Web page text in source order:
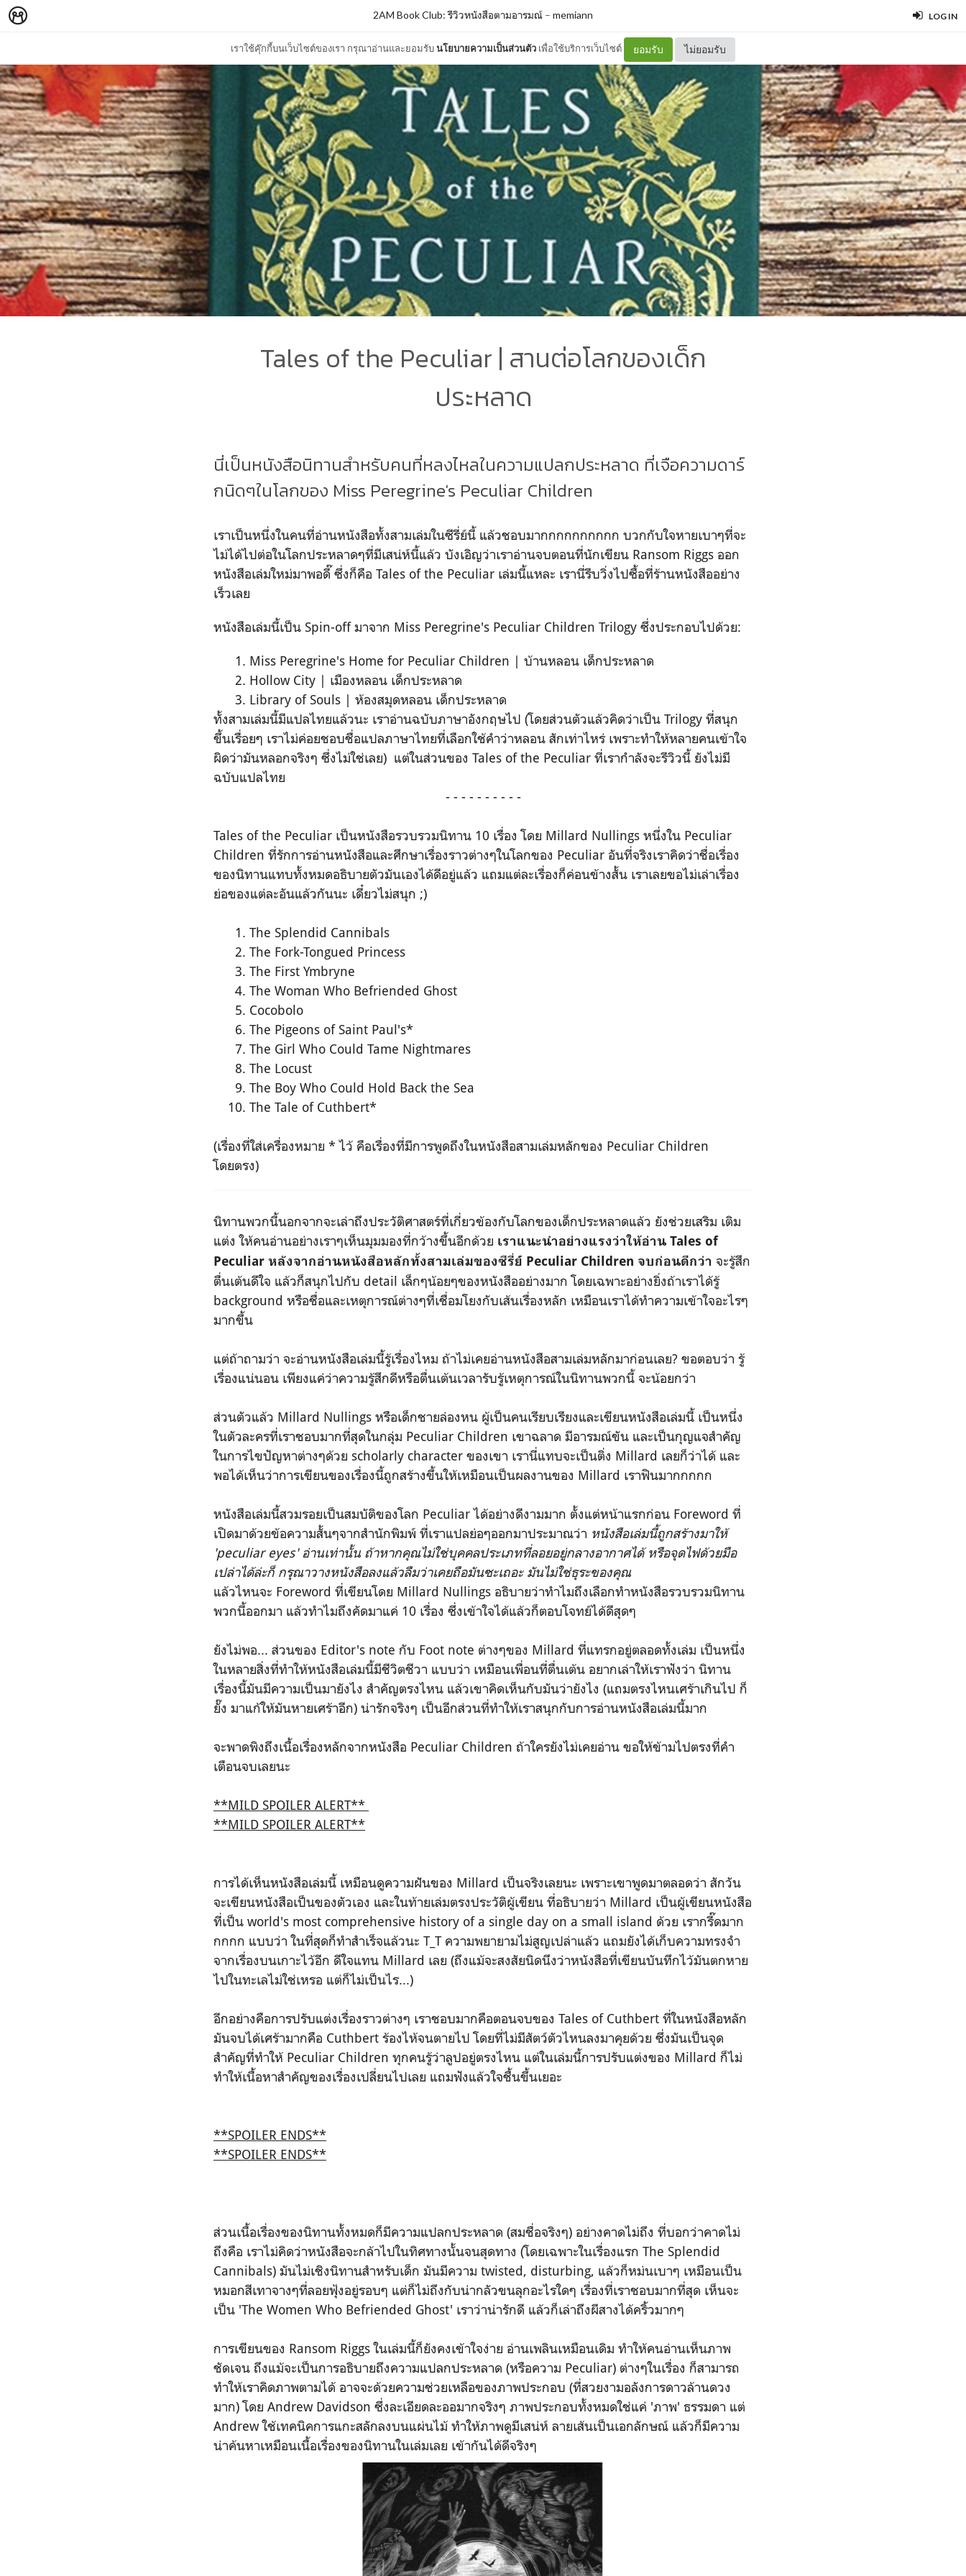
LOG IN
เราใช้คุ๊กกี้บนเว็บไซต์ของเรา กรุณาอ่านและยอมรับนโยบายความเป็นส่วนตัว เพื่อใช้บริการเว็บไซต์ ยอมรับ ไม่ยอมรับ
2AM Book Club: รีวิวหนังสือตามอารมณ์ – memiann
Tales of the Peculiar | สานต่อโลกของเด็ก
ประหลาด
นี่เป็นหนังสือนิทานสำหรับคนที่หลงไหลในความแปลกประหลาด ที่เจือความดาร์
กนิดๆในโลกของ Miss Peregrine's Peculiar Children
เราเป็นหนึ่งในคนที่อ่านหนังสือทั้งสามเล่มในซีรี่ย์นี้ แล้วชอบมากกกกกกกกกก บวกกับใจหายเบาๆที่จะ
ไม่ได้ไปต่อในโลกประหลาดๆที่มีเสน่ห์นี้แล้ว บังเอิญว่าเราอ่านจบตอนที่นักเขียน Ransom Riggs ออก
หนังสือเล่มใหม่มาพอดี๊ ซึ่งก็คือ Tales of the Peculiar เล่มนี้แหละ เรานี่รีบวิ่งไปซื้อที่ร้านหนังสืออย่าง
เร็วเลย
หนังสือเล่มนี้เป็น Spin-off มาจาก Miss Peregrine's Peculiar Children Trilogy ซึ่งประกอบไปด้วย:
Miss Peregrine's Home for Peculiar Children | บ้านหลอน เด็กประหลาด
Hollow City | เมืองหลอน เด็กประหลาด
Library of Souls | ห้องสมุดหลอน เด็กประหลาด
ทั้งสามเล่มนี้มีแปลไทยแล้วนะ เราอ่านฉบับภาษาอังกฤษไป (โดยส่วนตัวแล้วคิดว่าเป็น Trilogy ที่สนุก
ขึ้นเรื่อยๆ เราไม่ค่อยชอบชื่อแปลภาษาไทยที่เลือกใช้คำว่าหลอน สักเท่าไหร่ เพราะทำให้หลายคนเข้าใจ
ผิดว่ามันหลอกจริงๆ ซึ่งไม่ใช่เลย) แต่ในส่วนของ Tales of the Peculiar ที่เรากำลังจะรีวิวนี้ ยังไม่มี
ฉบับแปลไทย
- - - - - - - - - -
Tales of the Peculiar เป็นหนังสือรวบรวมนิทาน 10 เรื่อง โดย Millard Nullings หนึ่งใน Peculiar
Children ที่รักการอ่านหนังสือและศึกษาเรื่องราวต่างๆในโลกของ Peculiar อันที่จริงเราคิดว่าชื่อเรื่อง
ของนิทานแทบทั้งหมดอธิบายตัวมันเองได้ดีอยู่แล้ว แถมแต่ละเรื่องก็ค่อนข้างสั้น เราเลยขอไม่เล่าเรื่อง
ย่อของแต่ละอันแล้วกันนะ เดี๋ยวไม่สนุก ;)
The Splendid Cannibals
The Fork-Tongued Princess
The First Ymbryne
The Woman Who Befriended Ghost
Cocobolo
The Pigeons of Saint Paul's*
The Girl Who Could Tame Nightmares
The Locust
The Boy Who Could Hold Back the Sea
The Tale of Cuthbert*
(เรื่องที่ใส่เครื่องหมาย * ไว้ คือเรื่องที่มีการพูดถึงในหนังสือสามเล่มหลักของ Peculiar Children
โดยตรง)
นิทานพวกนี้นอกจากจะเล่าถึงประวัติศาสตร์ที่เกี่ยวข้องกับโลกของเด็กประหลาดแล้ว ยังช่วยเสริม เติม
แต่ง ให้คนอ่านอย่างเราๆเห็นมุมมองที่กว้างขึ้นอีกด้วย เราแนะนำอย่างแรงว่าให้อ่าน Tales of
Peculiar หลังจากอ่านหนังสือหลักทั้งสามเล่มของซีรี่ย์ Peculiar Children จบก่อนดีกว่า จะรู้สึก
ตื่นเต้นดีใจ แล้วก็สนุกไปกับ detail เล็กๆน้อยๆของหนังสืออย่างมาก โดยเฉพาะอย่างยิ่งถ้าเราได้รู้
background หรือชื่อและเหตุการณ์ต่างๆที่เชื่อมโยงกับเส้นเรื่องหลัก เหมือนเราได้ทำความเข้าใจอะไรๆ
มากขึ้น
แต่ถ้าถามว่า จะอ่านหนังสือเล่มนี้รู้เรื่องไหม ถ้าไม่เคยอ่านหนังสือสามเล่มหลักมาก่อนเลย? ขอตอบว่า รู้
เรื่องแน่นอน เพียงแค่ว่าความรู้สึกดีหรือตื่นเต้นเวลารับรู้เหตุการณ์ในนิทานพวกนี้ จะน้อยกว่า
ส่วนตัวแล้ว Millard Nullings หรือเด็กชายล่องหน ผู้เป็นคนเรียบเรียงและเขียนหนังสือเล่มนี้ เป็นหนึ่ง
ในตัวละครที่เราชอบมากที่สุดในกลุ่ม Peculiar Children เขาฉลาด มีอารมณ์ขัน และเป็นกุญแจสำคัญ
ในการไขปัญหาต่างๆด้วย scholarly character ของเขา เรานี่แทบจะเป็นติ่ง Millard เลยก็ว่าได้ และ
พอได้เห็นว่าการเขียนของเรื่องนี้ถูกสร้างขึ้นให้เหมือนเป็นผลงานของ Millard เราฟินมากกกกก
หนังสือเล่มนี้สวมรอยเป็นสมบัติของโลก Peculiar ได้อย่างดีงามมาก ตั้งแต่หน้าแรกก่อน Foreword ที่
เปิดมาด้วยข้อความสั้นๆจากสำนักพิมพ์ ที่เราแปลย่อๆออกมาประมาณว่า หนังสือเล่มนี้ถูกสร้างมาให้
'peculiar eyes' อ่านเท่านั้น ถ้าหากคุณไม่ใช่บุคคลประเภทที่ลอยอยู่กลางอากาศได้ หรือจุดไฟด้วยมือ
เปล่าได้ล่ะก็ กรุณาวางหนังสือลงแล้วลืมว่าเคยถือมันซะเถอะ มันไม่ใช่ธุระของคุณ
แล้วไหนจะ Foreword ที่เขียนโดย Millard Nullings อธิบายว่าทำไมถึงเลือกทำหนังสือรวบรวมนิทาน
พวกนี้ออกมา แล้วทำไมถึงคัดมาแค่ 10 เรื่อง ซึ่งเข้าใจได้แล้วก็ตอบโจทย์ได้ดีสุดๆ
ยังไม่พอ... ส่วนของ Editor's note กับ Foot note ต่างๆของ Millard ที่แทรกอยู่ตลอดทั้งเล่ม เป็นหนึ่ง
ในหลายสิ่งที่ทำให้หนังสือเล่มนี้มีชีวิตชีวา แบบว่า เหมือนเพื่อนที่ตื่นเต้น อยากเล่าให้เราฟังว่า นิทาน
เรื่องนี้มันมีความเป็นมายังไง สำคัญตรงไหน แล้วเขาคิดเห็นกับมันว่ายังไง (แถมตรงไหนเศร้าเกินไป ก็
ยั๊ง มาแก้ให้มันหายเศร้าอีก) น่ารักจริงๆ เป็นอีกส่วนที่ทำให้เราสนุกกับการอ่านหนังสือเล่มนี้มาก
จะพาดพิงถึงเนื้อเรื่องหลักจากหนังสือ Peculiar Children ถ้าใครยังไม่เคยอ่าน ขอให้ข้ามไปตรงที่คำ
เตือนจบเลยนะ
**MILD SPOILER ALERT**
**MILD SPOILER ALERT**
การได้เห็นหนังสือเล่มนี้ เหมือนดูความฝันของ Millard เป็นจริงเลยนะ เพราะเขาพูดมาตลอดว่า สักวัน
จะเขียนหนังสือเป็นของตัวเอง และในท้ายเล่มตรงประวัติผู้เขียน ที่อธิบายว่า Millard เป็นผู้เขียนหนังสือ
ที่เป็น world's most comprehensive history of a single day on a small island ด้วย เรากรี๊ดมาก
กกกก แบบว่า ในที่สุดก็ทำสำเร็จแล้วนะ T_T ความพยายามไม่สูญเปล่าแล้ว แถมยังได้เก็บความทรงจำ
จากเรื่องบนเกาะไว้อีก ดีใจแทน Millard เลย (ถึงแม้จะสงสัยนิดนึงว่าหนังสือที่เขียนบันทึกไว้มันตกหาย
ไปในทะเลไม่ใช่เหรอ แต่ก็ไม่เป็นไร...)
อีกอย่างคือการปรับแต่งเรื่องราวต่างๆ เราชอบมากคือตอนจบของ Tales of Cuthbert ที่ในหนังสือหลัก
มันจบได้เศร้ามากคือ Cuthbert ร้องไห้จนตายไป โดยที่ไม่มีสัตว์ตัวไหนลงมาคุยด้วย ซึ่งมันเป็นจุด
สำคัญที่ทำให้ Peculiar Children ทุกคนรู้ว่าลูปอยู่ตรงไหน แต่ในเล่มนี้การปรับแต่งของ Millard ก็ไม่
ทำให้เนื้อหาสำคัญของเรื่องเปลี่ยนไปเลย แถมฟังแล้วใจชื้นขึ้นเยอะ
**SPOILER ENDS**
**SPOILER ENDS**
ส่วนเนื้อเรื่องของนิทานทั้งหมดก็มีความแปลกประหลาด (สมชื่อจริงๆ) อย่างคาดไม่ถึง ที่บอกว่าคาดไม่
ถึงคือ เราไม่คิดว่าหนังสือจะกล้าไปในทิศทางนั้นจนสุดทาง (โดยเฉพาะในเรื่องแรก The Splendid
Cannibals) มันไม่เชิงนิทานสำหรับเด็ก มันมีความ twisted, disturbing, แล้วก็หม่นเบาๆ เหมือนเป็น
หมอกสีเทาจางๆที่ลอยฟุ้งอยู่รอบๆ แต่ก็ไม่ถึงกับน่ากลัวขนลุกอะไรใดๆ เรื่องที่เราชอบมากที่สุด เห็นจะ
เป็น 'The Women Who Befriended Ghost' เราว่าน่ารักดี แล้วก็เล่าถึงผีสางได้คริ้วมากๆ
การเขียนของ Ransom Riggs ในเล่มนี้ก็ยังคงเข้าใจง่าย อ่านเพลินเหมือนเดิม ทำให้คนอ่านเห็นภาพ
ชัดเจน ถึงแม้จะเป็นการอธิบายถึงความแปลกประหลาด (หรือความ Peculiar) ต่างๆในเรื่อง ก็สามารถ
ทำให้เราคิดภาพตามได้ อาจจะด้วยความช่วยเหลือของภาพประกอบ (ที่สวยงามอลังการดาวล้านดวง
มาก) โดย Andrew Davidson ซึ่งละเอียดละออมากจริงๆ ภาพประกอบทั้งหมดใช่แค่ 'ภาพ' ธรรมดา แต่
Andrew ใช้เทคนิคการแกะสลักลงบนแผ่นไม้ ทำให้ภาพดูมีเสน่ห์ ลายเส้นเป็นเอกลักษณ์ แล้วก็มีความ
น่าค้นหาเหมือนเนื้อเรื่องของนิทานในเล่มเลย เข้ากันได้ดีจริงๆ